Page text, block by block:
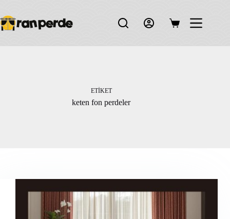
content
Shopping
ETIKET
keten fon perdeler